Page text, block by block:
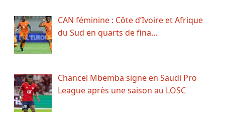
CAN féminine : Côte d’Ivoire et Afrique
du Sud en quarts de fina…
Chancel Mbemba signe en Saudi Pro
League après une saison au LOSC